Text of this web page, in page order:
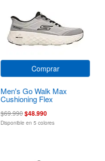
Comprar
Men's Go Walk Max
Cushioning Flex
$69.990$48.990
Disponible en 5 colores